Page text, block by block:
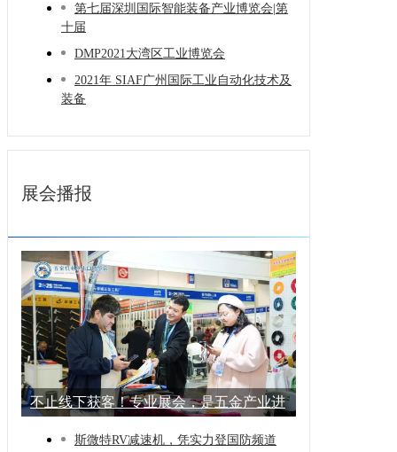
第七届深圳国际智能装备产业博览会|第
十届
DMP2021大湾区工业博览会
2021年 SIAF广州国际工业自动化技术及
装备
展会播报
不止线下获客！专业展会，是五金产业进
斯微特RV减速机，凭实力登国防频道